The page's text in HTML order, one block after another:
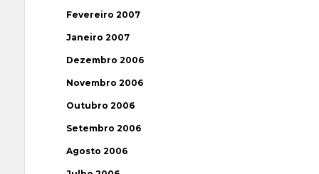
Fevereiro 2007
Janeiro 2007
Dezembro 2006
Novembro 2006
Outubro 2006
Setembro 2006
Agosto 2006